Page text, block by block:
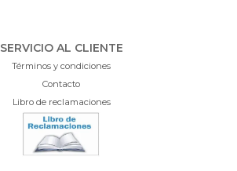
SERVICIO AL CLIENTE
Términos y condiciones
Contacto
Libro de reclamaciones